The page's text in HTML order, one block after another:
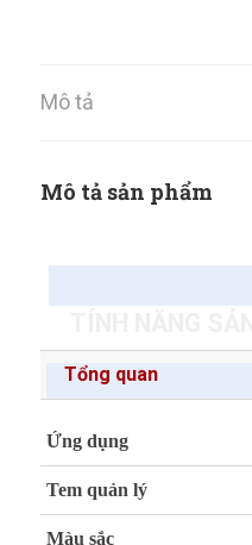
Mô tả
Mô tả sản phẩm
Tổng quan
Ứng dụng
Tem quản lý
Màu sắc